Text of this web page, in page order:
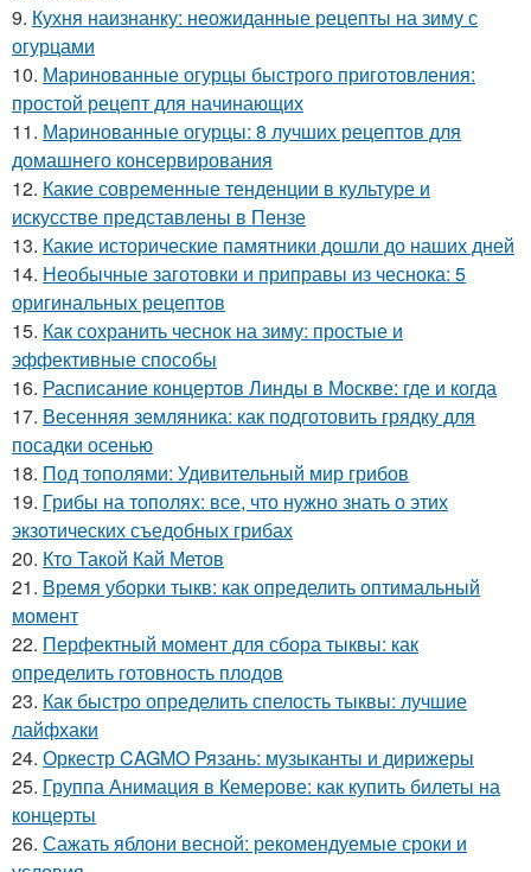
9. Кухня наизнанку: неожиданные рецепты на зиму с
огурцами
10. Маринованные огурцы быстрого приготовления:
простой рецепт для начинающих
11. Маринованные огурцы: 8 лучших рецептов для
домашнего консервирования
12. Какие современные тенденции в культуре и
искусстве представлены в Пензе
13. Какие исторические памятники дошли до наших дней
14. Необычные заготовки и приправы из чеснока: 5
оригинальных рецептов
15. Как сохранить чеснок на зиму: простые и
эффективные способы
16. Расписание концертов Линды в Москве: где и когда
17. Весенняя земляника: как подготовить грядку для
посадки осенью
18. Под тополями: Удивительный мир грибов
19. Грибы на тополях: все, что нужно знать о этих
экзотических съедобных грибах
20. Кто Такой Кай Метов
21. Время уборки тыкв: как определить оптимальный
момент
22. Перфектный момент для сбора тыквы: как
определить готовность плодов
23. Как быстро определить спелость тыквы: лучшие
лайфхаки
24. Оркестр CAGMO Рязань: музыканты и дирижеры
25. Группа Анимация в Кемерове: как купить билеты на
концерты
26. Сажать яблони весной: рекомендуемые сроки и